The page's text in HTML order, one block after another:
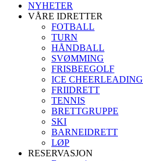
NYHETER
VÅRE IDRETTER
FOTBALL
TURN
HÅNDBALL
SVØMMING
FRISBEEGOLF
ICE CHEERLEADING
FRIIDRETT
TENNIS
BRETTGRUPPE
SKI
BARNEIDRETT
LØP
RESERVASJON